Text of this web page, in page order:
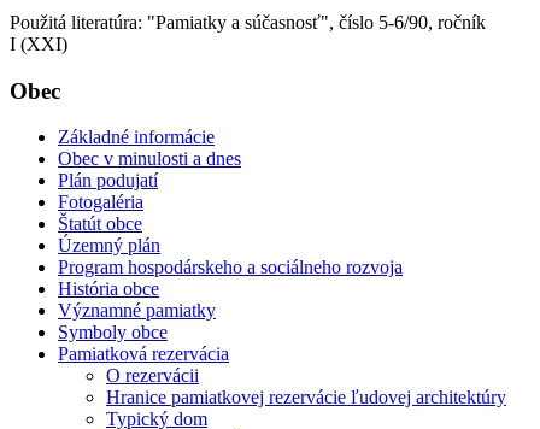
Použitá literatúra: "Pamiatky a súčasnosť", číslo 5-6/90, ročník
I (XXI)
Obec
Základné informácie
Obec v minulosti a dnes
Plán podujatí
Fotogaléria
Štatút obce
Územný plán
Program hospodárskeho a sociálneho rozvoja
História obce
Významné pamiatky
Symboly obce
Pamiatková rezervácia
O rezervácii
Hranice pamiatkovej rezervácie ľudovej architektúry
Typický dom